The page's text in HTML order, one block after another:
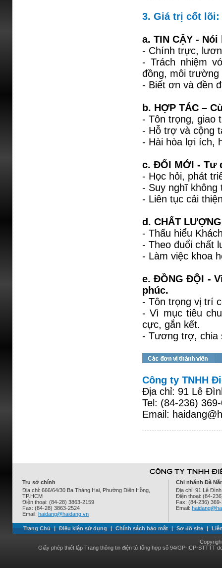
3. Giá trị cốt lõi:
a. TIN CẬY -
- Chính trực,
- Trách nhiệm
đồng, môi
- Biết ơn và đền
b. HỢP TÁC –
- Tôn trọng, giao
- Hỗ trợ và cộng
- Hài hòa lợi ích,
c. ĐỔI MỚI - Tư
- Học hỏi, phát
- Suy nghĩ không
- Liên tục cải
d. CHẤT
- Thấu hiểu
- Theo đuổi chất
- Làm việc khoa
e. ĐỒNG ĐỘI -
phúc.
- Tôn trọng vị trí
- Vì mục tiêu
cực, gắn kết.
- Tương trợ, chia
Công ty TNHH
Địa chỉ: 91 Lê
Tel: (84-236)
Email:
Trụ sở chính
Địa chỉ: 666/64/30 Ba Tháng Hai, Phường Diên Hồng,
TP.HCM
Điện thoại: (84-28) 3863-2159
Fax: (84-28) 3863-2524
Email: haidang@haidang.vn
Chi nhánh Đà
Địa chỉ: 91 Lê
Điện thoại: (84-
Fax: (84-236)
Email:
Trang Chủ | Điều kiện sử dụng | Chính sách bảo mật | Sơ đồ site |
Giấy phép thiết lập Trang thông tin điện tử tổng hợp số 94/GP-ICP-STTTT